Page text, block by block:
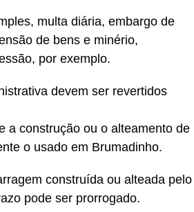
multa diária, embargo de
de bens e minério,
por exemplo.
devem ser revertidos
a construção ou o alteamento de
o usado em Brumadinho.
construída ou alteada pelo
pode ser prorrogado.